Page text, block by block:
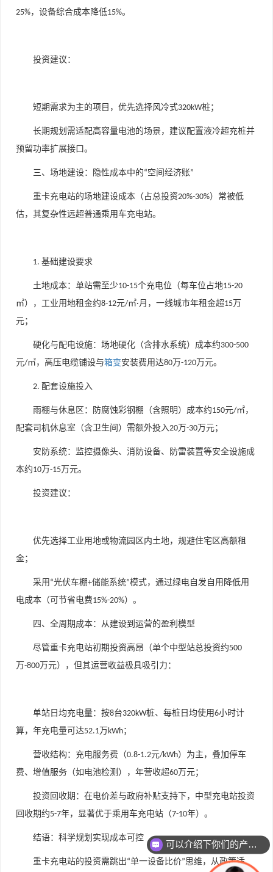
25%，设备综合成本降低15%。
投资建议 ：
短期需求为主的项目，优先选择风冷式320kW桩；
长期规划需适配高容量电池的场景，建议配置液冷超充桩并
预留功率扩展接口。
三、场地建设：隐性成本中的“空间经济账”
重卡充电站的场地建设成本（占总投资20%-30%）常被低
估，其复杂性远超普通乘用车充电站。
1. 基础建设要求
土地成本：单站需至少10-15个充电位（每车位占地15-20
㎡），工业用地租金约8-12元/㎡·月，一线城市年租金超15万
元；
硬化与配电设施：场地硬化（含排水系统）成本约300-500
元/㎡，高压电缆铺设与箱变安装费用达80万-120万元。
2. 配套设施投入
雨棚与休息区 ：防腐蚀彩钢棚（含照明）成本约150元/㎡，
配套司机休息室（含卫生间）需额外投入20万-30万元；
安防系统：监控摄像头、消防设备、防雷装置等安全设施成
本约10万-15万元。
投资建议 ：
优先选择工业用地或物流园区内土地，规避住宅区高额租
金；
采用 “光伏车棚+储能系统”模式，通过绿电自发自用降低用
电成本（可节省电费15%-20%）。
四、全周期成本：从建设到运营的盈利模型
尽管重卡充电站初期投资高昂（单个中型站总投资约500
万-800万元），但其运营收益极具吸引力：
单站日均充电量：按8台320kW桩、每桩日均使用6小时计
算，年充电量可达52.1万kWh；
营收结构：充电服务费（0.8-1.2元/kWh）为主，叠加停车
费、增值服务（如电池检测），年营收超60万元；
投资回收期 ：在电价差与政府补贴支持下，中型充电站投资
回收期约5-7年，显著优于乘用车充电站（7-10年）。
结语：科学规划实现成本可控
重卡充电站的投资需跳出“单一设备比价”思维，从政策适
可以介绍下你们的产品么